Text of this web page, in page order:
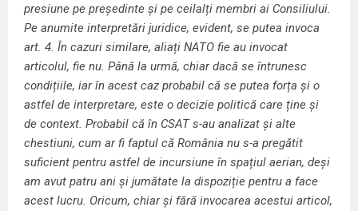
presiune pe președinte și pe ceilalți membri ai Consiliului.
Pe anumite interpretări juridice, evident, se putea invoca
art. 4. În cazuri similare, aliați NATO fie au invocat
articolul, fie nu. Până la urmă, chiar dacă se întrunesc
condițiile, iar în acest caz probabil că se putea forța și o
astfel de interpretare, este o decizie politică care ține și
de context. Probabil că în CSAT s-au analizat și alte
chestiuni, cum ar fi faptul că România nu s-a pregătit
suficient pentru astfel de incursiune în spațiul aerian, deși
am avut patru ani și jumătate la dispoziție pentru a face
acest lucru. Oricum, chiar și fără invocarea acestui articol,